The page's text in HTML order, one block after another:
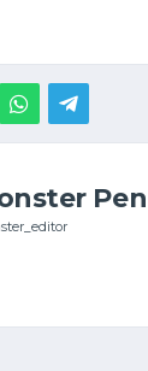
Pen